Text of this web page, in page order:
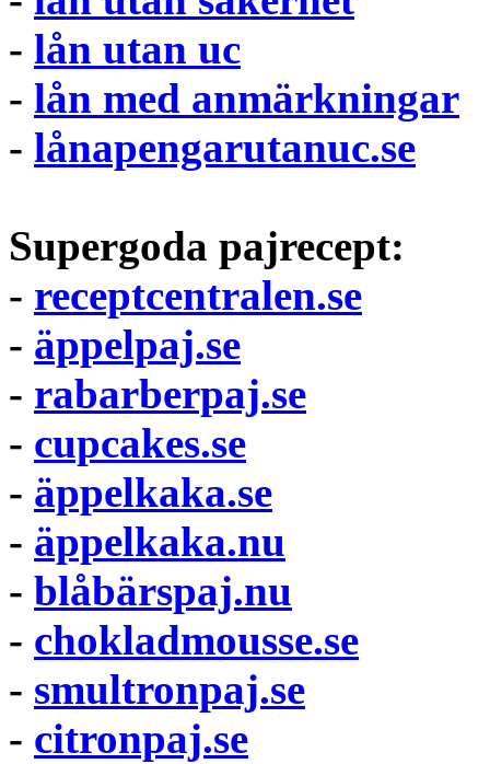
- lån utan uc
- lån med anmärkningar
- lånapengarutanuc.se
Supergoda pajrecept:
- receptcentralen.se
- äppelpaj.se
- rabarberpaj.se
- cupcakes.se
- äppelkaka.se
- äppelkaka.nu
- blåbärspaj.nu
- chokladmousse.se
- smultronpaj.se
- citronpaj.se